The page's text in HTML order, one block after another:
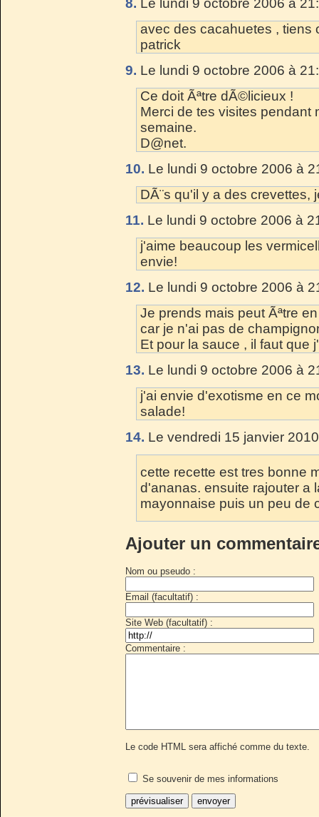
8. Le lundi 9 octobre 2006 à
avec des cacahuetes , tiens
patrick
9. Le lundi 9 octobre 2006 à
Ce doit Ãªtre dÃ©licieux !
Merci de tes visites pendant
semaine.
D@net.
10. Le lundi 9 octobre 2006 à
DÃ¨s qu'il y a des crevettes,
11. Le lundi 9 octobre 2006 à
j'aime beaucoup les
envie!
12. Le lundi 9 octobre 2006 à
Je prends mais peut Ãªtre
car je n'ai pas de
Et pour la sauce , il faut que
13. Le lundi 9 octobre 2006 à
j'ai envie d'exotisme en ce
salade!
14. Le vendredi 15 janvier
cette recette est tres bonne
d'ananas. ensuite rajouter a
mayonnaise puis un peu de
Ajouter un
Nom ou pseudo :
Email (facultatif) :
Site Web (facultatif) :
Commentaire :
Le code HTML sera affiché comme du texte.
Se souvenir de mes informations